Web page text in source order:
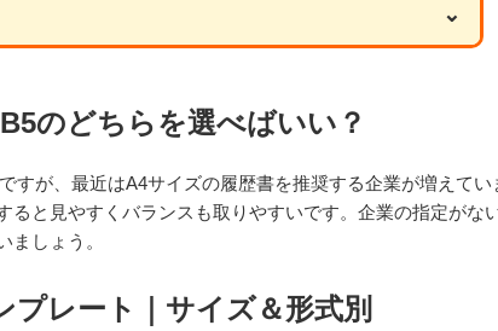
⌄
のどちらを選べばいい？
すが、最近はA4サイズの履歴書を推奨する企業が増えてい
ると見やすくバランスも取りやすいです。企業の指定がな
しょう。
プレート｜サイズ＆形式別